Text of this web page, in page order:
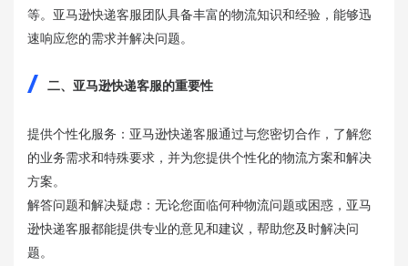
等。亚马逊快递客服团队具备丰富的物流知识和经验，能够迅
速响应您的需求并解决问题。
二、亚马逊快递客服的重要性
提供个性化服务：亚马逊快递客服通过与您密切合作，了解您
的业务需求和特殊要求，并为您提供个性化的物流方案和解决
方案。
解答问题和解决疑虑：无论您面临何种物流问题或困惑，亚马
逊快递客服都能提供专业的意见和建议，帮助您及时解决问
题。